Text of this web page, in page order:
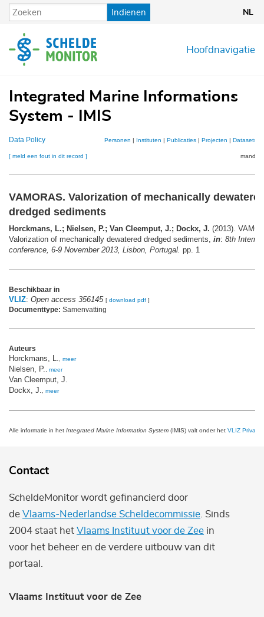
Overslaan
en
de
inhoud
Indienen NL
Hoofdnavigatie
Integrated Marine Informations
System - IMIS
Data Policy Personen | Instituten | Publicaties| Projecten | Datasets
[ meld een fout in dit record ] mandje
VAMORAS. Valorization of mechanically
dredged sediments
Horckmans, L.; Nielsen, P.; Van Cleemput, J.; Dockx, J. (2013).
Valorization of mechanically dewatered dredged sediments, in: 8th
conference, 6-9 November 2013, Lisbon, Portugal. pp. 1
Beschikbaar in
VLIZ: Open access 356145 [ download pdf ]
Documenttype: Samenvatting
Auteurs
Horckmans, L. meer
Nielsen, P. meer
Van Cleemput, J.
Dockx, J.
meer
Alle informatie in het Integrated Marine Information System (IMIS) valt onder het VLIZ Privacy
Contact
ScheldeMonitor wordt gefinancierd door
de Vlaams-Nederlandse Scheldecommissie . Sinds
2004 staat het Vlaams Instituut voor de Zee in
voor het beheer en de verdere uitbouw van dit
portaal.
Vlaams Instituut voor de Zee